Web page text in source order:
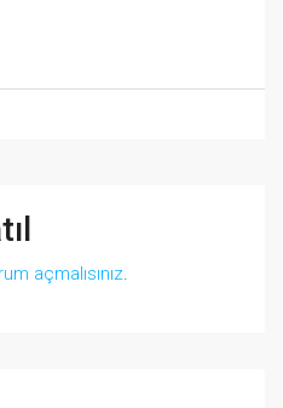
açmalısınız.